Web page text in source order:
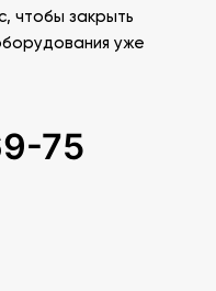
чтобы закрыть
уже
75